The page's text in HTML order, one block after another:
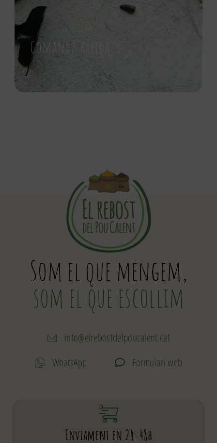
Comanda Rápida
Som el que mengem,
som el que escollim
info@elrebostdelpoucalent.cat
WhatsApp
Formulari web
Enviament en 24-48h